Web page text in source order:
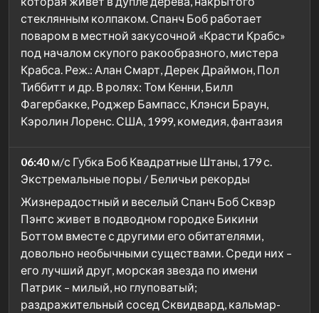
стеклянным колпаком. Спанч Боб работает
поваром в местной закусочной «Красти Крабс»
под началом скупого ракообразного, мистера
Крабса. Реж.: Алан Смарт, Дерек Драймон, Пол
Тиббитт и др. В ролях: Том Кенни, Билл
Фагербакке, Роджер Бампасс, Клэнси Браун,
Кэролин Лоренс. США, 1999, комедия, фантазия
06:40 м/с Губка Боб Квадратные Штаны, 179 с.
Экстремальные поры / Беличьи рекорды
Жизнерадостный и веселый Спанч Боб Сквэр
Пэнтс живет в подводном городке Бикини
Боттом вместе с другими его обитателями,
довольно необычными существами. Среди них –
его лучший друг, морская звезда по имени
Патрик – милый, но глуповатый;
раздражительный сосед Сквидвард, кальмар-